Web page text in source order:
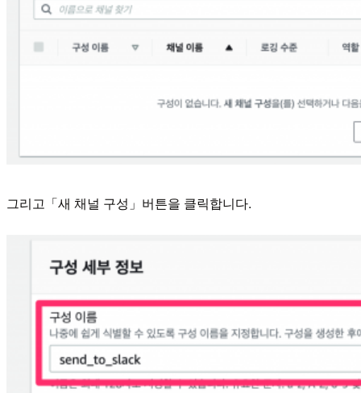
그리고「새 채널 구성」버튼을 클릭합니다.